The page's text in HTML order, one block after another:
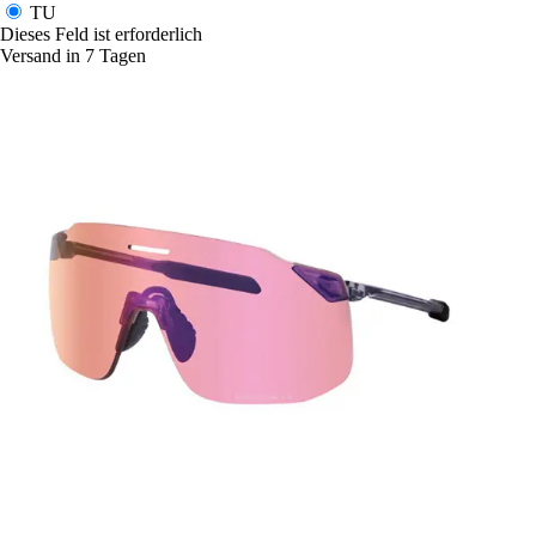
TU
Dieses Feld ist erforderlich
Versand in 7 Tagen